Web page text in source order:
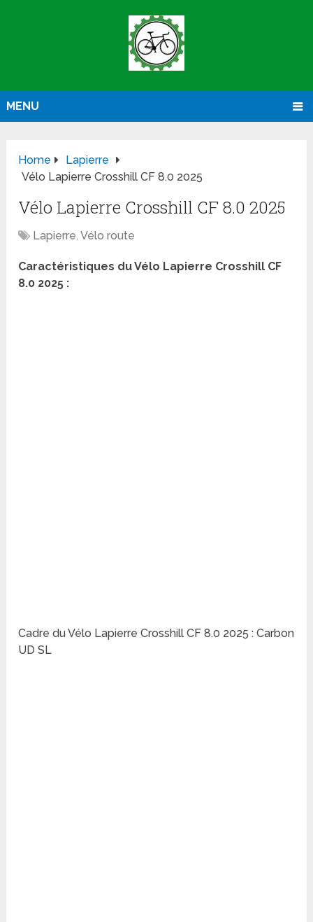
MENU
Home
Lapierre
Vélo Lapierre Crosshill CF 8.0 2025
Vélo Lapierre Crosshill CF 8.0 2025
Lapierre,Vélo route
Caractéristiques du Vélo Lapierre Crosshill CF
8.0 2025 :
Cadre du Vélo Lapierre Crosshill CF 8.0 2025 : Carbon
UD SL